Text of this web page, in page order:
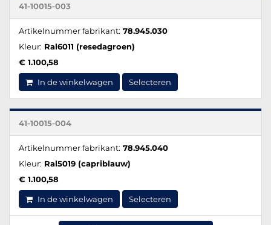
41-10015-003
Artikelnummer fabrikant: 78.945.030
Kleur: Ral6011 (resedagroen)
€ 1.100,58
In de winkelwagen Selecteren
41-10015-004
Artikelnummer fabrikant: 78.945.040
Kleur: Ral5019 (capriblauw)
€ 1.100,58
In de winkelwagen Selecteren